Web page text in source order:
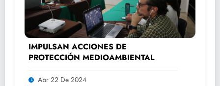
IMPULSAN ACCIONES DE
PROTECCIÓN MEDIOAMBIENTAL
Abr 22 De 2024